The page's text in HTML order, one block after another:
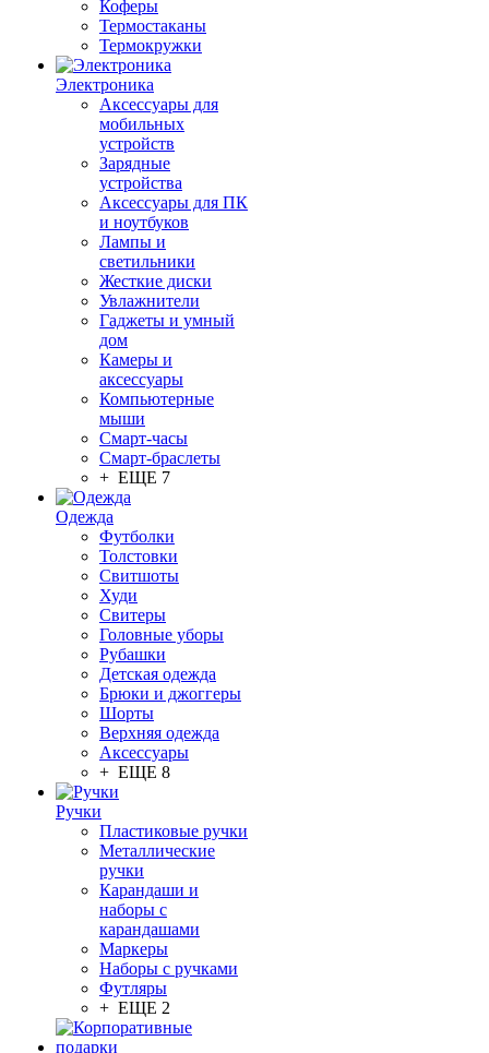
Коферы
Термостаканы
Термокружки
Электроника
Аксессуары для
мобильных
устройств
Зарядные
устройства
Аксессуары для ПК
и ноутбуков
Лампы и
светильники
Жесткие диски
Увлажнители
Гаджеты и умный
дом
Камеры и
аксессуары
Компьютерные
мыши
Смарт-часы
Смарт-браслеты
+ ЕЩЕ 7
Одежда
Футболки
Толстовки
Свитшоты
Худи
Свитеры
Головные уборы
Рубашки
Детская одежда
Брюки и джоггеры
Шорты
Верхняя одежда
Аксессуары
+ ЕЩЕ 8
Ручки
Пластиковые ручки
Металлические
ручки
Карандаши и
наборы с
карандашами
Маркеры
Наборы с ручками
Футляры
+ ЕЩЕ 2